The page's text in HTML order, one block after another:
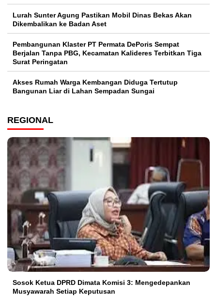
Lurah Sunter Agung Pastikan Mobil Dinas Bekas Akan
Dikembalikan ke Badan Aset
Pembangunan Klaster PT Permata DePoris Sempat
Berjalan Tanpa PBG, Kecamatan Kalideres Terbitkan Tiga
Surat Peringatan
Akses Rumah Warga Kembangan Diduga Tertutup
Bangunan Liar di Lahan Sempadan Sungai
REGIONAL
Sosok Ketua DPRD Dimata Komisi 3: Mengedepankan
Musyawarah Setiap Keputusan